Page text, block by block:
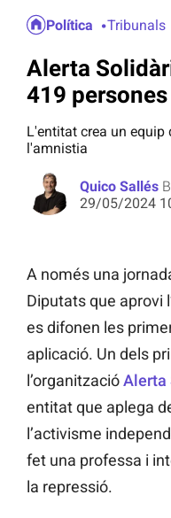
Política Tribunals
Alerta
419
L'entitat crea un
l'amnistia
Quico Sallés
29/05/2024
A només una
Diputats que aprovi
es difonen les
aplicació. Un dels
l’organitzacióAlerta
entitat que aplega
l’activisme
fet una professa i
la repressió.